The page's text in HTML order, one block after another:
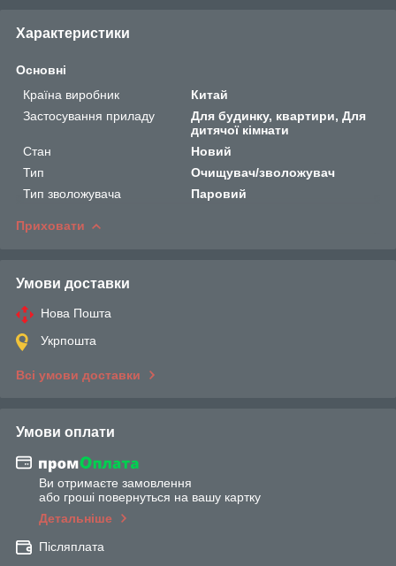
Характеристики
Основні
Країна виробник
Китай
Застосування приладу
Для будинку, квартири, Для
дитячої кімнати
Стан
Новий
Тип
Очищувач/зволожувач
Тип зволожувача
Паровий
Приховати
Умови доставки
Нова Пошта
Укрпошта
Всі умови доставки
Умови оплати
Ви отримаєте замовлення
або гроші повернуться на вашу картку
Детальніше
Післяплата